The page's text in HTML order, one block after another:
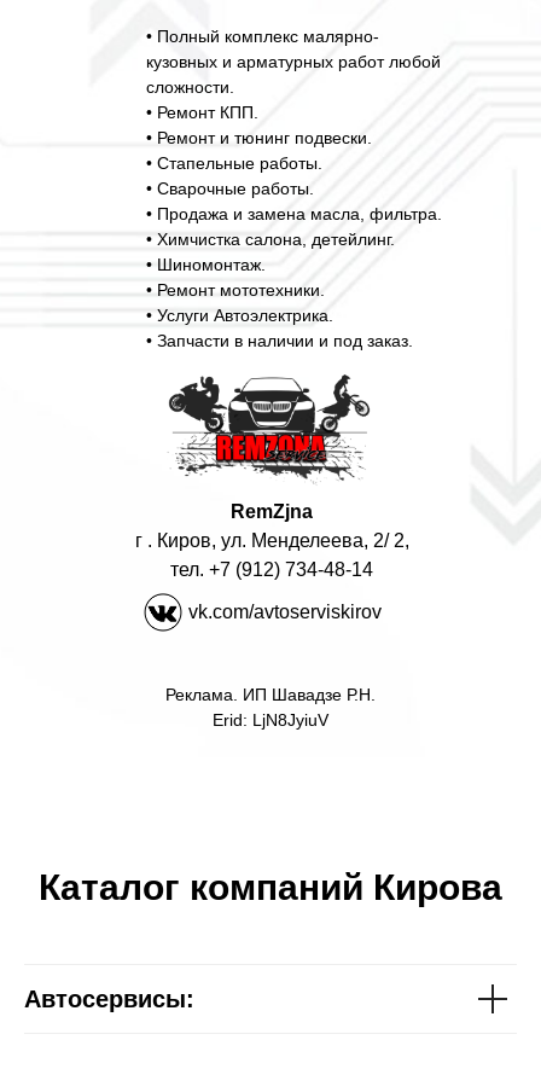
• Полный комплекс малярно-
кузовных и арматурных работ любой
сложности.
• Ремонт КПП.
• Ремонт и тюнинг подвески.
• Стапельные работы.
• Сварочные работы.
• Продажа и замена масла, фильтра.
• Химчистка салона, детейлинг.
• Шиномонтаж.
• Ремонт мототехники.
• Услуги Автоэлектрика.
• Запчасти в наличии и под заказ.
RemZjna
г . Киров, ул. Менделеева, 2/ 2,
тел. +7 (912) 734-48-14
vk.com/avtoserviskirov
Реклама. ИП Шавадзе Р.Н.
Erid: LjN8JyiuV
Каталог компаний Кирова
Автосервисы: